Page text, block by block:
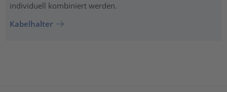
individuell kombiniert werden.
Kabelhalter